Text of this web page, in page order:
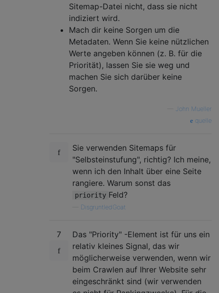
Sitemap-Datei nicht, dass sie nicht
indiziert wird.
Mach dir keine Sorgen um die
Metadaten. Wenn Sie keine nützlichen
Werte angeben können (z. B. für die
Priorität), lassen Sie sie weg und
machen Sie sich darüber keine
Sorgen.
John Mueller
quelle
Sie verwenden Sitemaps für
"Selbsteinstufung", richtig? Ich meine,
wenn ich den Inhalt über eine Seite
rangiere. Warum sonst das
priority Feld?
DisgruntledGoat
7
Das "Priority" -Element ist für uns ein
relativ kleines Signal, das wir
möglicherweise verwenden, wenn wir
beim Crawlen auf Ihrer Website sehr
eingeschränkt sind (wir verwenden